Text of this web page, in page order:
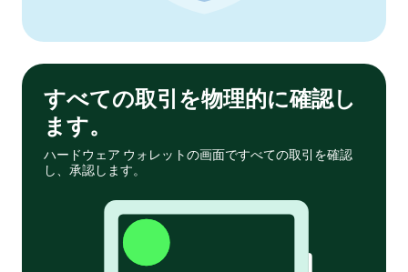
すべての取引を物理的に確認し
ます。
ハードウェア ウォレットの画面ですべての取引を確認
し、承認します。